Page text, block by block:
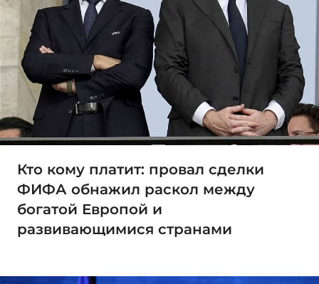
Кто кому платит: провал сделки
ФИФА обнажил раскол между
богатой Европой и
развивающимися странами